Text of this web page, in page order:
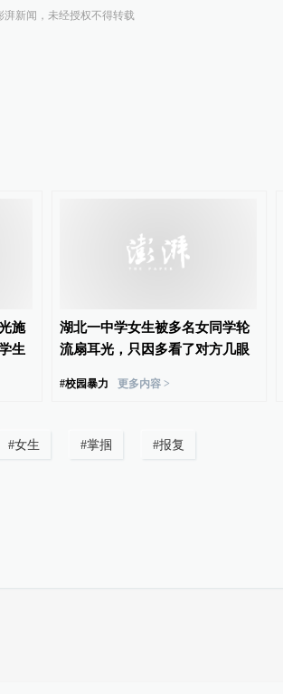
湃新闻，未经授权不得转载
施
生
湖北一中学女生被多名女同学轮
流扇耳光，只因多看了对方几眼
#校园暴力 更多内容 >
#女生 #掌掴 #报复